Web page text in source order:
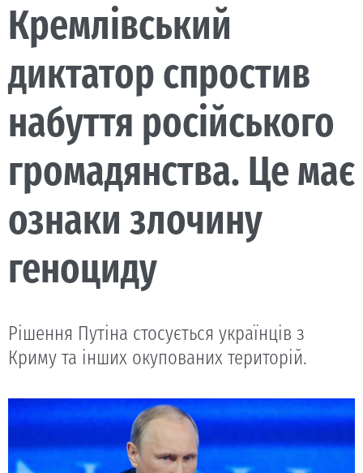
Кремлівський
диктатор спростив
набуття російського
громадянства. Це має
ознаки злочину
геноциду
Рішення Путіна стосується українців з
Криму та інших окупованих територій.